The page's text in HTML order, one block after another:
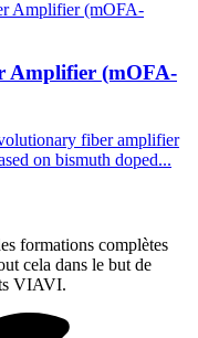
Amplifier (mOFA-
fiber amplifier
on bismuth doped...
formations complètes
cela dans le but de
VIAVI.